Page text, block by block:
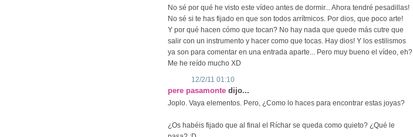
No sé por qué he visto este vídeo antes de dormir... Ahora tendré pesadillas!
No sé si te has fijado en que son todos arrítmicos. Por dios, que poco arte!
Y por qué hacen cómo que tocan? No hay nada que quede más cutre que
salir con un instrumento y hacer como que tocas. Hay dios! Y los estilismos
ya son para comentar en una entrada aparte... Pero muy bueno el vídeo, eh?
Me he reído mucho XD
12/2/11 01:10
pere pasamonte dijo...
Joplo. Vaya elementos. Pero, ¿Como lo haces para encontrar estas joyas?
¿Os habéis fijado que al final el Ríchar se queda como quieto? ¿Qué le